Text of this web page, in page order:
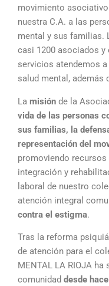
movimiento
nuestra C.A. a las
mental y sus familias.
casi 1200 asociados
servicios atendemos
salud mental, además
La misión de la
vida de las personas
sus familias, la
representación del
promoviendo
integración y
laboral de nuestro
atención integral
contra el estigma.
Tras la reforma
de atención para el
MENTAL LA RIOJA ha
comunidad desde